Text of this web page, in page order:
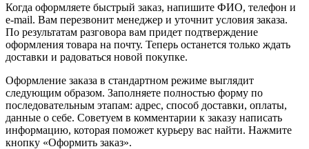
Когда оформляете быстрый заказ, напишите ФИО, телефон и
e-mail. Вам перезвонит менеджер и уточнит условия заказа.
По результатам разговора вам придет подтверждение
оформления товара на почту. Теперь останется только ждать
доставки и радоваться новой покупке.
Оформление заказа в стандартном режиме выглядит
следующим образом. Заполняете полностью форму по
последовательным этапам: адрес, способ доставки, оплаты,
данные о себе. Советуем в комментарии к заказу написать
информацию, которая поможет курьеру вас найти. Нажмите
кнопку «Оформить заказ».